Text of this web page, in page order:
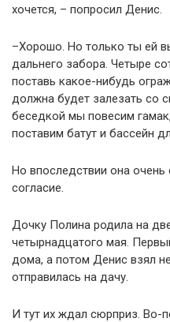
хочется, – попросил Денис.
–Хорошо. Но только ты ей
дальнего забора. Четыре
поставь какое-нибудь
должна будет залезать со
беседкой мы повесим
поставим батут и бассейн
Но впоследствии она
согласие.
Дочку Полина родила на
четырнадцатого мая.
дома, а потом Денис взял
отправилась на дачу.
И тут их ждал сюрприз. Во-